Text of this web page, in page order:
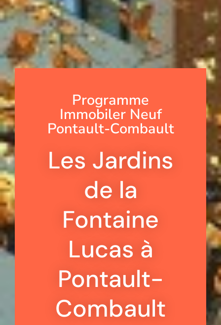
Programme
Immobiler Neuf
Pontault-Combault
Les Jardins
de la
Fontaine
Lucas à
Pontault-
Combault